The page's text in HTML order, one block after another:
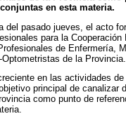
en esta materia.
del pasado jueves, el acto
para la Cooperación
de Enfermería,
de la Provincia.
en las actividades
principal de canalizar
como punto de